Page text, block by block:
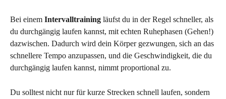
Bei einem Intervalltraining läufst du in der Regel schneller, als
du durchgängig laufen kannst, mit echten Ruhephasen (Gehen!)
dazwischen. Dadurch wird dein Körper gezwungen, sich an das
schnellere Tempo anzupassen, und die Geschwindigkeit, die du
durchgängig laufen kannst, nimmt proportional zu.
Du solltest nicht nur für kurze Strecken schnell laufen, sondern